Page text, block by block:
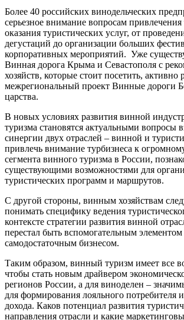
Более 40 российских винодельческих
серьезное внимание вопросам привлечения
оказания туристических услуг, от
дегустаций до организации больших
корпоративных мероприятий. Уже
Винная дорога Крыма и Севастополя с
хозяйств, которые стоит посетить, активно
межрегиональный проект Винные дороги
царства.
В новых условиях развития винной
туризма становятся актуальными вопросы
синергии двух отраслей – винной и
привлечь внимание турбизнеса к
сегмента винного туризма в России,
существующими возможностями для
туристических программ и маршрутов.
С другой стороны, винным хозяйствам
понимать специфику ведения
контексте стратегии развития винной
перестал быть вспомогательным элементом
самодостаточным бизнесом.
Таким образом, винный туризм имеет все
чтобы стать новым драйвером
регионов России, а для виноделен –
для формирования лояльного потребителя
дохода. Каков потенциал развития
направления отрасли и какие